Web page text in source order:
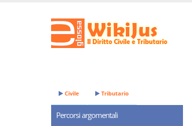
Civile Tributario
Percorsi argomentali